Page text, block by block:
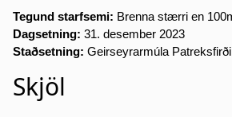
Tegund starfsemi: Brenna stærri en
Dagsetning: 31. desember 2023
Staðsetning: Geirseyrarmúla
Skjöl